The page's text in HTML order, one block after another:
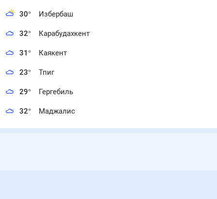
30° Избербаш
32° Карабудахкент
31° Каякент
23° Тпиг
29° Гергебиль
32° Маджалис